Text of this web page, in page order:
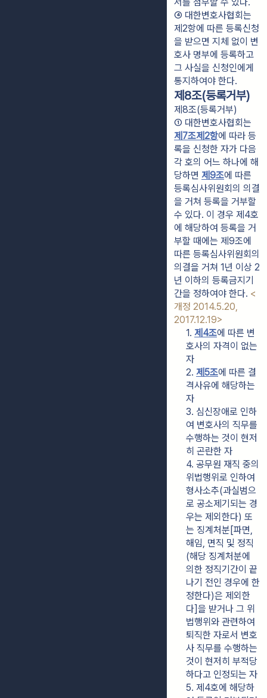
④ 대한변호사협회는
제2항에 따른 등록신청
을 받으면 지체 없이 변
호사 명부에 등록하고
그 사실을 신청인에게
통지하여야 한다.
제8조(등록거부)
제8조(등록거부)
제7조제2항에 따라 등
록을 신청한 자가 다음
각 호의 어느 하나에 해
당하면 제9조에 따른
등록심사위원회의 의결
을 거쳐 등록을 거부할
수 있다. 이 경우 제4호
에 해당하여 등록을 거
부할 때에는 제9조에
따른 등록심사위원회의
의결을 거쳐 1년 이상 2
년 이하의 등록금지기
간을 정하여야 한다. <
개정 2014.5.20,
2017.12.19>
1. 제4조에 따른 변
호사의 자격이 없는
자
2. 제5조에 따른 결
격사유에 해당하는
자
3. 심신장애로 인하
여 변호사의 직무를
수행하는 것이 현저
히 곤란한 자
4. 공무원 재직 중의
위법행위로 인하여
형사소추(과실범으
로 공소제기되는 경
우는 제외한다) 또
는 징계처분[파면,
해임, 면직 및 정직
(해당 징계처분에
의한 정직기간이 끝
나기 전인 경우에 한
정한다)은 제외한
다]을 받거나 그 위
법행위와 관련하여
퇴직한 자로서 변호
사 직무를 수행하는
것이 현저히 부적당
하다고 인정되는 자
5. 제4호에 해당하